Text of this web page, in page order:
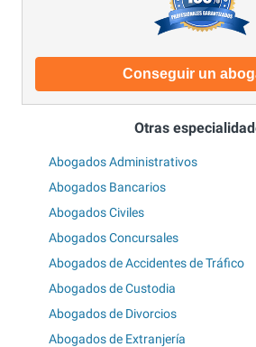
Conseguir un
Otras
Abogados Administrativos
Abogados Bancarios
Abogados Civiles
Abogados Concursales
Abogados de Accidentes de Tráfico
Abogados de Custodia
Abogados de Divorcios
Abogados de Extranjería